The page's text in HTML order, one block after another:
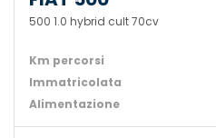
500 1.0 hybrid cult 70cv
Km percorsi
Immatricolata
Alimentazione